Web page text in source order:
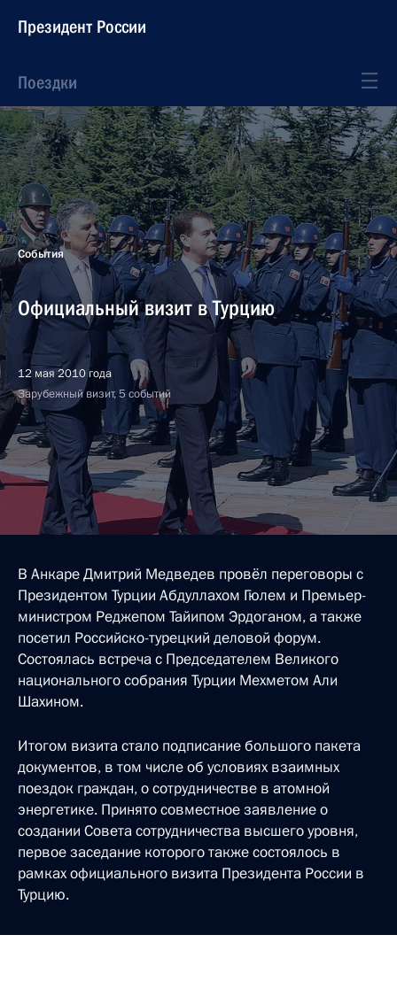
Президент России
Поездки
События
Официальный визит в Турцию
12 мая 2010 года
Зарубежный визит, 5 событий
В Анкаре Дмитрий Медведев провёл переговоры с
Президентом Турции Абдуллахом Гюлем и Премьер-
министром Реджепом Тайипом Эрдоганом, а также
посетил Российско-турецкий деловой форум.
Состоялась встреча с Председателем Великого
национального собрания Турции Мехметом Али
Шахином.
Итогом визита стало подписание большого пакета
документов, в том числе об условиях взаимных
поездок граждан, о сотрудничестве в атомной
энергетике. Принято совместное заявление о
создании Совета сотрудничества высшего уровня,
первое заседание которого также состоялось в
рамках официального визита Президента России в
Турцию.